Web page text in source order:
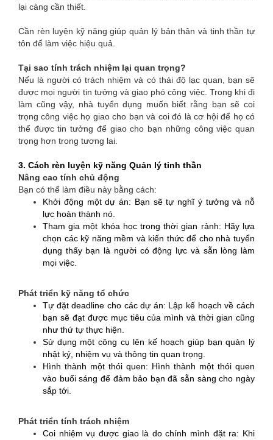
lại càng cần thiết.
Cần rèn luyện kỹ năng giúp quản lý bản thân và tinh thần tự
tôn để làm việc hiệu quả.
Tại sao tính trách nhiệm lại quan trọng?
Nếu là người có trách nhiệm và có thái độ lạc quan, bạn sẽ
được mọi người tin tưởng và giao phó công việc. Trong khi đi
làm cũng vậy, nhà tuyển dụng muốn biết rằng bạn sẽ coi
trọng công việc họ giao cho bạn và coi đó là cơ hội để họ có
thể được tin tưởng để giao cho bạn những công việc quan
trọng hơn trong tương lai.
3. Cách rèn luyện kỹ năng Quản lý tinh thần
Nâng cao tính chủ động
Bạn có thể làm điều này bằng cách:
Khởi động một dự án: Bạn sẽ tự nghĩ ý tưởng và nỗ
lực hoàn thành nó.
Tham gia một khóa học trong thời gian rảnh: Hãy lựa
chọn các kỹ năng mềm và kiến thức để cho nhà tuyển
dụng thấy bạn là người có động lực và sẵn lòng làm
mọi việc.
Phát triển kỹ năng tổ chức
Tự đặt deadline cho các dự án: Lập kế hoạch về cách
bạn sẽ đạt được mục tiêu của mình và thời gian cũng
như thứ tự thực hiện.
Sử dụng một công cụ lên kế hoạch giúp bạn quản lý
nhật ký, nhiệm vụ và thông tin quan trọng.
Hình thành một thói quen: Hình thành một thói quen
vào buổi sáng để đảm bảo bạn đã sẵn sàng cho ngày
sắp tới.
Phát triển tính trách nhiệm
Coi nhiệm vụ được giao là do chính mình đặt ra: Khi